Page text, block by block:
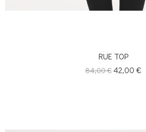
RUE TOP
Κανονική
84,00 € Τιμή
42,00 €